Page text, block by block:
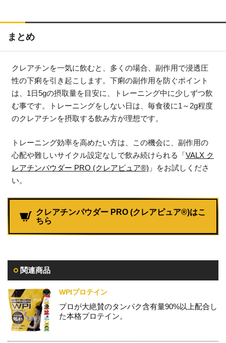
まとめ
クレアチンを一気に飲むと、多くの場合、副作用で浸透圧
性の下痢を引き起こします。下痢の副作用を防ぐポイント
は、1日5gの摂取量を目安に、トレーニング中に少しずつ飲
む事です。トレーニングをしない日は、毎食後に1～2g程度
のクレアチンを摂取する飲み方が理想です。
トレーニング効率を高めたい方は、この機会に、副作用の
心配や難しいサイクル設定なしで飲み続けられる「VALX ク
レアチンパウダー PRO (クレアピュア®) 」をお試しくださ
い。
クレアチンパウダー PRO (クレアピュア®)はこ
ちら
関連商品
WPIプロテイン
プロが大絶賛のタンパク含有量90%以上配合し
た本格プロテイン。